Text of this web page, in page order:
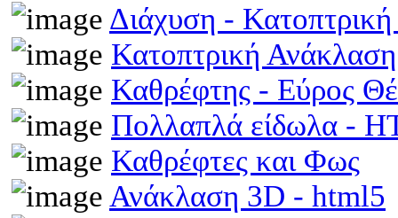
Διάχυση -
Κατοπτρική
Καθρέφτης - Εύρος
Πολλαπλά είδωλα -
Καθρέφτες και Φως
Ανάκλαση 3D - html5